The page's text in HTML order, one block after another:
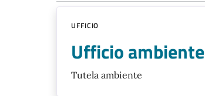
UFFICIO
Ufficio ambiente
Tutela ambiente